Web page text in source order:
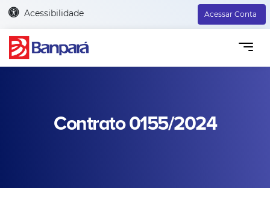
Acessibilidade Acessar Conta
Contrato 0155/2024